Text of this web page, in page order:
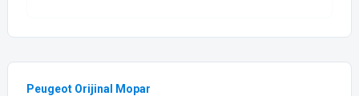
Peugeot Orijinal Mopar